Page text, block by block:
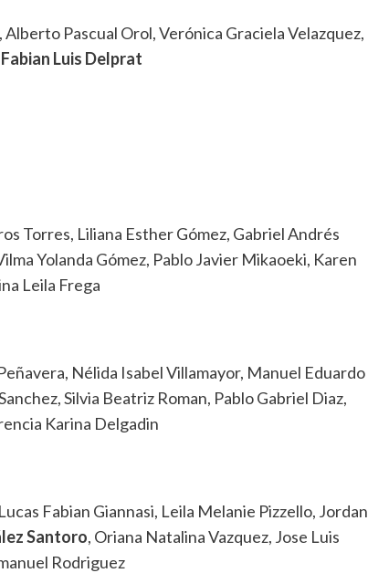
Pascual Orol, Verónica Graciela Velazquez,
Luis Delprat
Torres, Liliana Esther Gómez, Gabriel Andrés
Yolanda Gómez, Pablo Javier Mikaoeki, Karen
Leila Frega
Nélida Isabel Villamayor, Manuel Eduardo
Silvia Beatriz Roman, Pablo Gabriel Diaz,
Karina Delgadin
Fabian Giannasi, Leila Melanie Pizzello, Jordan
Santoro, Oriana Natalina Vazquez, Jose Luis
Rodriguez